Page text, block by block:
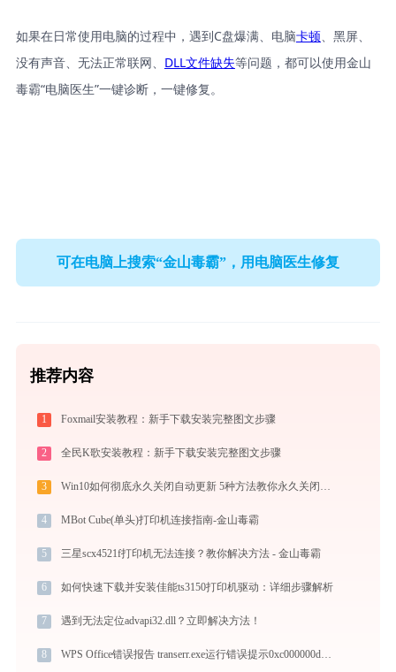
如果在日常使用电脑的过程中，遇到C盘爆满、电脑卡顿、黑屏、
没有声音、无法正常联网、 DLL文件缺失等问题，都可以使用金山
毒霸“电脑医生”一键诊断，一键修复。
可在电脑上搜索“金山毒霸”，用电脑医生修复
推荐内容
1 Foxmail安装教程：新手下载安装完整图文步骤
2 全民K歌安装教程：新手下载安装完整图文步骤
3 Win10如何彻底永久关闭自动更新 5种方法教你永久关闭win10自动更新
4 MBot Cube(单头)打印机连接指南-金山毒霸
5 三星scx4521f打印机无法连接？教你解决方法 - 金山毒霸
6 如何快速下载并安装佳能ts3150打印机驱动：详细步骤解析
7 遇到无法定位advapi32.dll？立即解决方法！
8 WPS Office错误报告 transerr.exe运行错误提示0xc000000d的解决办法